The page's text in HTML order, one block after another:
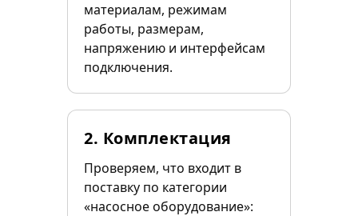
материалам, режимам
работы, размерам,
напряжению и интерфейсам
подключения.
2. Комплектация
Проверяем, что входит в
поставку по категории
«насосное оборудование»: